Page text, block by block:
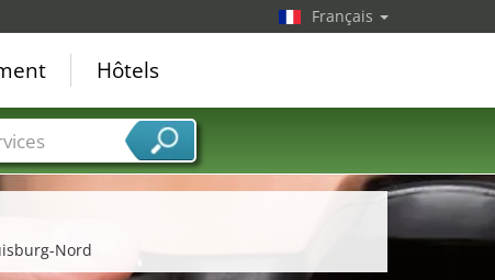
Nord
Français
Hôtels